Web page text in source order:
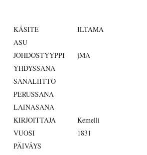
KÄSITE
ILTAMA
ASU
JOHDOSTYYPPI
jMA
YHDYSSANA
SANALIITTO
PERUSSANA
LAINASANA
KIRJOITTAJA
Kemelli
VUOSI
1831
PÄIVÄYS